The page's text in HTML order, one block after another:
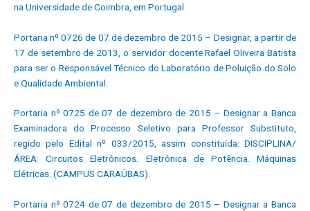
na Universidade de Coimbra, em Portugal
Portaria nº 0726 de 07 de dezembro de 2015 – Designar, a partir de
17 de setembro de 2013, o servidor docente Rafael Oliveira Batista
para ser o Responsável Técnico do Laboratório de Poluição do Solo
e Qualidade Ambiental.
Portaria nº 0725 de 07 de dezembro de 2015 – Designar a Banca
Examinadora do Processo Seletivo para Professor Substituto,
regido pelo Edital nº 033/2015, assim constituída: DISCIPLINA/
ÁREA: Circuitos Eletrônicos. Eletrônica de Potência. Máquinas
Elétricas. (CAMPUS CARAÚBAS).
Portaria nº 0724 de 07 de dezembro de 2015 – Designar a Banca